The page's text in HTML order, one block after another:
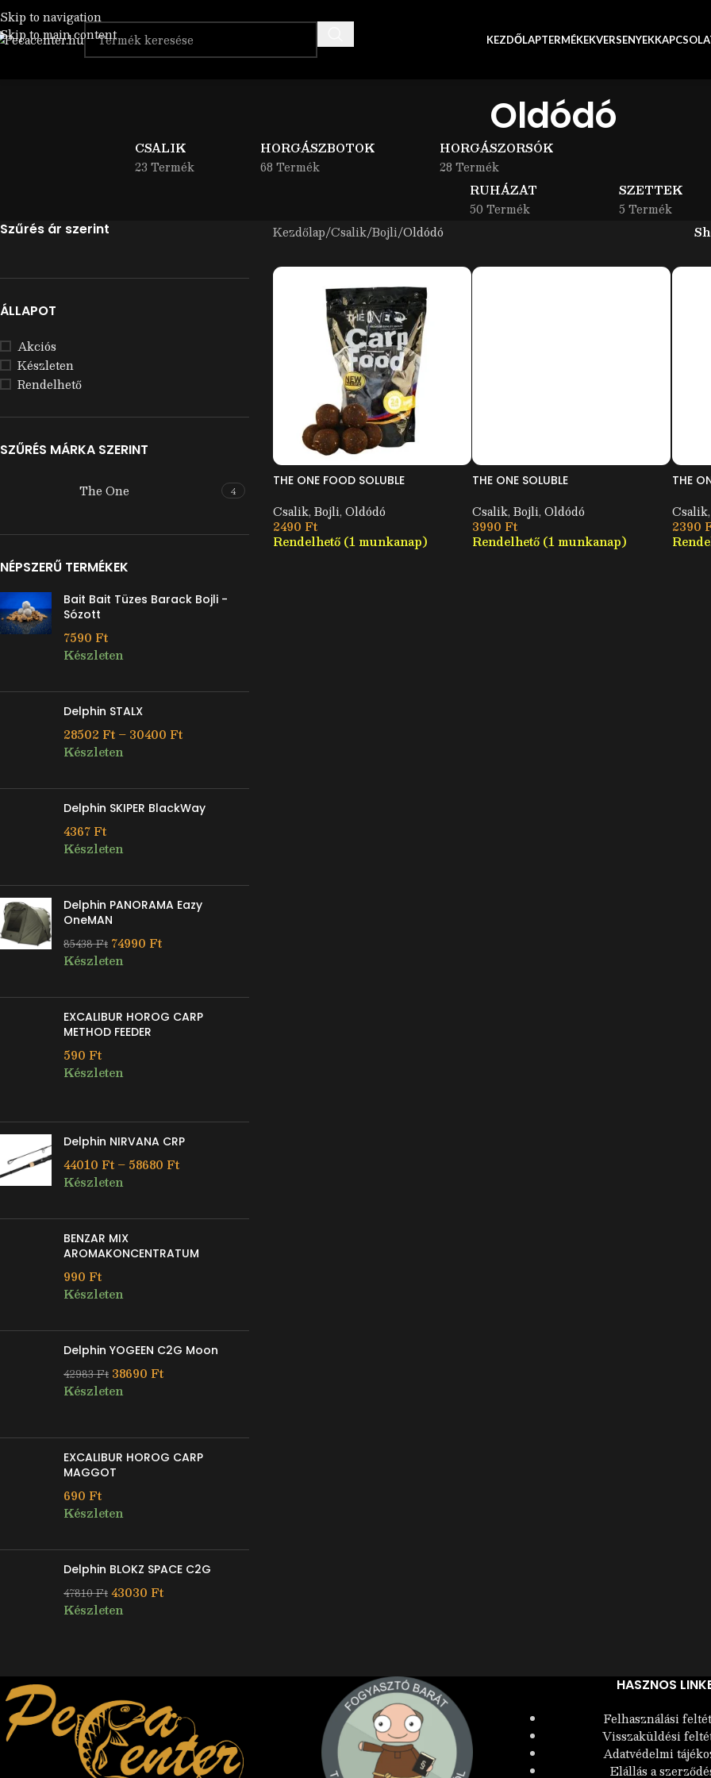
Skip to navigation
Skip to main content
KEZDŐLAPTERMÉKEKVERSENYEK
Oldódó
CSALIK
23 Termék
HORGÁSZBOTOK
68 Termék
HORGÁSZORSÓK
28 Termék
RUHÁZAT
50 Termék
SZETTEK
5 Termék
Szűrés ár szerint
ÁLLAPOT
Akciós
Készleten
Rendelhető
SZŰRÉS MÁRKA SZERINT
The One 4
NÉPSZERŰ TERMÉKEK
Bait Bait Tüzes Barack Bojli -
Sózott
7590 Ft
Készleten
Delphin STALX
28502 Ft – 30400 Ft
Készleten
Delphin SKIPER BlackWay
4367 Ft
Készleten
Delphin PANORAMA Eazy
OneMAN
85438Ft 74990 Ft
Készleten
EXCALIBUR HOROG CARP
METHOD FEEDER
590 Ft
Készleten
Delphin NIRVANA CRP
44010 Ft – 58680 Ft
Készleten
BENZAR MIX
AROMAKONCENTRATUM
990 Ft
Készleten
Delphin YOGEEN C2G Moon
42983Ft 38690 Ft
Készleten
EXCALIBUR HOROG CARP
MAGGOT
690 Ft
Készleten
Delphin BLOKZ SPACE C2G
47810Ft43030 Ft
Készleten
Kezdőlap Csalik Bojli Oldódó
THE ONE FOOD SOLUBLE
Csalik, Bojli, Oldódó
2490 Ft
Rendelhető (1 munkanap)
THE ONE SOLUBLE
Csalik, Bojli, Oldódó
3990 Ft
Rendelhető (1 munkanap)
THE
Csalik,
2390
HASZNOS
Felhasználási
Visszaküldési
Adatvédelmi
Elállás a